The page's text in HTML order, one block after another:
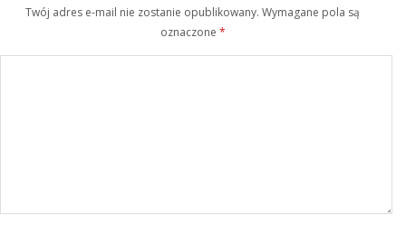
Twój adres e-mail nie zostanie opublikowany. Wymagane pola są
oznaczone *